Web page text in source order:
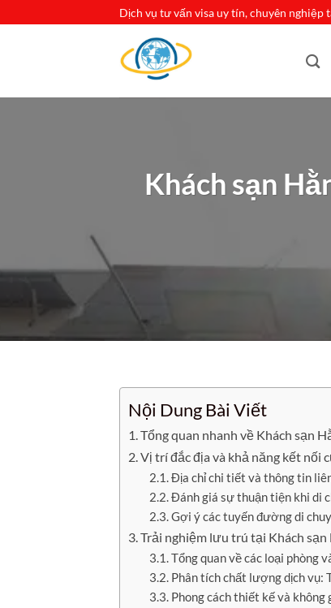
Dịch vụ tư vấn visa uy tín, chuyên nghiệp
Khách sạn
Nội Dung Bài Viết
Tổng quan nhanh về Khách sạn
Vị trí đắc địa và khả năng kết nối
Địa chỉ chi tiết và thông tin
Đánh giá sự thuận tiện khi di
Gợi ý các tuyến đường di
Trải nghiệm lưu trú tại Khách
Tổng quan về các loại phòng
Phân tích chất lượng dịch vụ:
Phong cách thiết kế và không